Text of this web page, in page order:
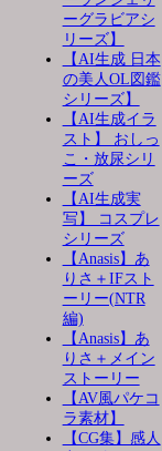
ーグラビアシ
リーズ】
【AI生成 日本
の美人OL図鑑
シリーズ】
【AI生成イラ
スト】 おしっ
こ・放尿シリ
ーズ
【AI生成実
写】 コスプレ
シリーズ
【Anasis】あ
りさ＋IFスト
ーリー(NTR
編)
【Anasis】あ
りさ＋メイン
ストーリー
【AV風パケコ
ラ素材】
【CG集】感人